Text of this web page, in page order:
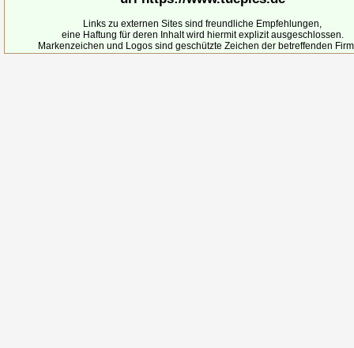
Links zu externen Sites sind freundliche Empfehlungen,
eine Haftung für deren Inhalt wird hiermit explizit ausgeschlossen.
Markenzeichen und Logos sind geschützte Zeichen der betreffenden